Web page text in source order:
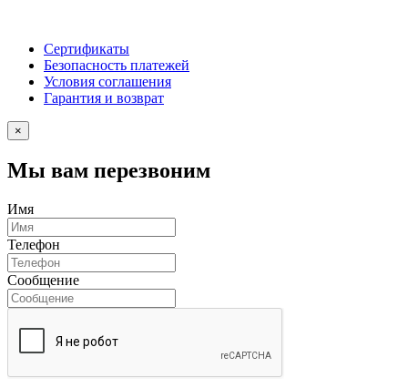
Сертификаты
Безопасность платежей
Условия соглашения
Гарантия и возврат
×
Мы вам перезвоним
Имя
Телефон
Сообщение